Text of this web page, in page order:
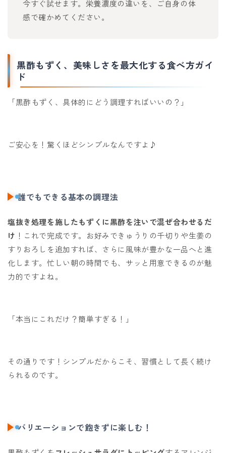
今すぐ試せます。栄養濃度の違いを、ご自身の体
感で確かめてください。
黒酢もずく、美味しさを最大化する食べ方ガイ
ド
「黒酢もずく、具体的にどう調理すればいいの？」
ご安心を！驚くほどシンプルなんですよ♪
誰でもできる基本の調理法
塩抜き処理を施したもずくに黒酢を注いで混ぜ合わせるだ
け ！これで完成です。お好みできゅうりの千切りや生姜の
すりおろしを追加すれば、さらに風味が豊かな一品へと進
化します。忙しい朝の時間でも、サッと用意できるのが魅
力的ですよね。
「本当にこれだけ？簡単すぎる！」
その通りです！シンプルだからこそ、習慣として長く続け
られるのです。
バリエーションで飽きずに楽しむ！